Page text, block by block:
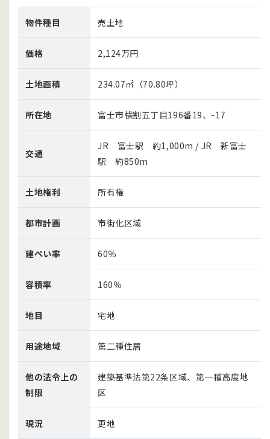
物件種目 売土地
価格 2,124万円
土地面積 234.07㎡（70.80坪）
所在地 富士市横割五丁目196番19、-17
交通
JR 富士駅 約1,000m / JR 新富士
駅 約850m
土地権利 所有権
都市計画 市街化区域
建ぺい率 60％
容積率 160％
地目 宅地
用途地域 第二種住居
他の法令上の
制限
建築基準法第22条区域、第一種高度地
区
現況 更地